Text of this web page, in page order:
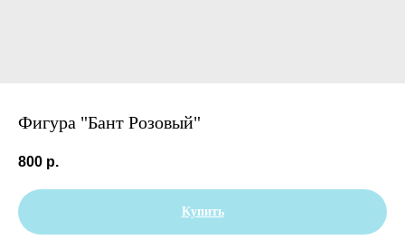
Фигура "Бант Розовый"
800 р.
Купить